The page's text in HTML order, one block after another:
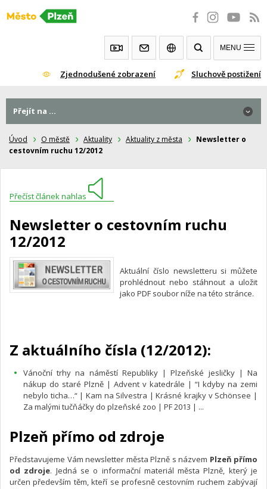
Přeskočit
Zjednodušené zobrazení Sluchově postižení
MENU
Úvod O městě Aktuality Aktuality z města
Newsletter o
cestovním ruchu 12/2012
Přečíst článek nahlas
Newsletter o cestovním ruchu
12/2012
Aktuální číslo newsletteru si můžete
prohlédnout nebo stáhnout a uložit
jako PDF soubor níže na této stránce.
Z aktuálního čísla (12/2012):
Vánoční trhy na náměstí Republiky | Plzeňské jesličky | Na
nákup do staré Plzně | Advent v katedrále | “I kdyby na zemi
nebylo ticha…“ | Kam na Silvestra | Krásné krajky v Schönsee |
Za malými tučňáčky do plzeňské zoo | PF 2013 | ...
Plzeň přímo od zdroje
Představujeme Vám newsletter města Plzně s názvem Plzeň přímo
od zdroje. Jedná se o informační materiál města Plzně, který je
určen především těm, kteří se profesně cestovním ruchem zabývají
Přejít na ...